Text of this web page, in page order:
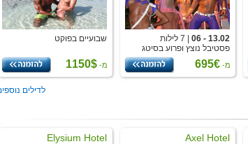
13.02 - 06
פסטיבל נוצץ ופרוע בסיטג
מ- 695€
שבועיים בפוקט
מ- 1150$
לדילים
Axel Hotel
Elysium Hotel